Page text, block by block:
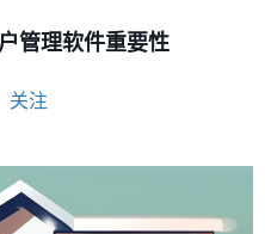
管理软件重要性
关注